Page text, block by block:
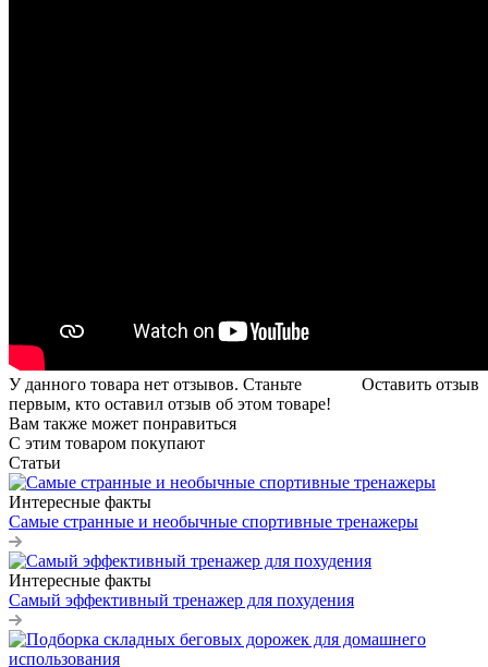
Оставить отзыв
У данного товара нет отзывов. Станьте
первым, кто оставил отзыв об этом товаре!
Вам также может понравиться
С этим товаром покупают
Статьи
Интересные факты
Самые странные и необычные спортивные тренажеры
Интересные факты
Самый эффективный тренажер для похудения